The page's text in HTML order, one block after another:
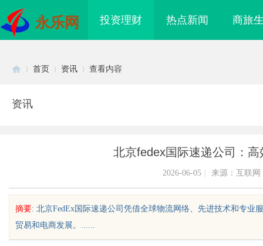
永乐网 投资理财 热点新闻 商旅
首页 资讯 查看内容
资讯
北京fedex国际速递公司：
2026-06-05 来源：互联网
摘要: 北京FedEx国际速递公司凭借全球物流网络、先进技术和专
贸易和电商发展。......